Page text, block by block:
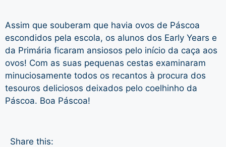
Assim que souberam que havia ovos de Páscoa
escondidos pela escola, os alunos dos Early Years e
da Primária ficaram ansiosos pelo início da caça aos
ovos! Com as suas pequenas cestas examinaram
minuciosamente todos os recantos à procura dos
tesouros deliciosos deixados pelo coelhinho da
Páscoa. Boa Páscoa!
Share this: